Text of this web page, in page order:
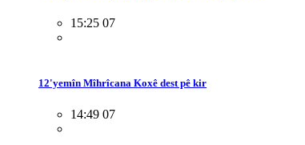
15:25 07
12'yemîn Mîhrîcana Koxê dest pê kir
14:49 07